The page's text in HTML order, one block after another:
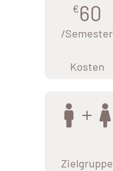
€60
/Semester
Kosten
Zielgruppe